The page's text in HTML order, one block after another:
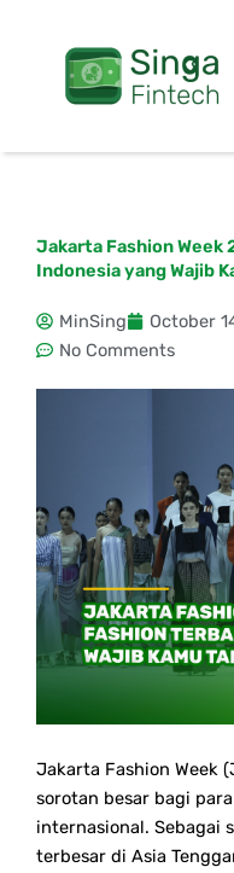
Jakarta Fashion Week
Indonesia yang Wajib
MinSing October
No Comments
Jakarta Fashion Week
sorotan besar bagi
internasional. Sebagai
terbesar di Asia